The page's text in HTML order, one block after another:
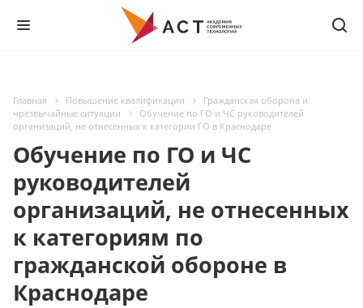
Главная Повышение квалификации
Гражданская оборона и
чрезвычайные ситуации
Обучение по ГО и ЧС руководителей
организаций, не отнесенных к категории ГО в Краснодаре
Обучение по ГО и ЧС
руководителей
организаций, не отнесенных
к категориям по
гражданской обороне в
Краснодаре